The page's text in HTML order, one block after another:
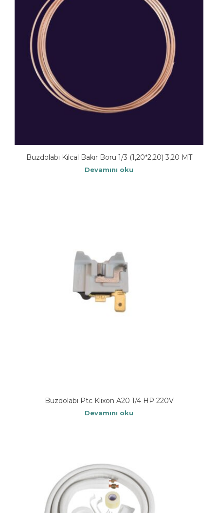
Buzdolabı Kılcal Bakır Boru 1/3 (1,20*2,20) 3,20 MT
Devamını oku
Buzdolabı Ptc Klixon A20 1/4 HP 220V
Devamını oku